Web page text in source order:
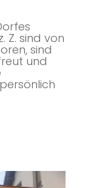
Z. sind von
sind
und